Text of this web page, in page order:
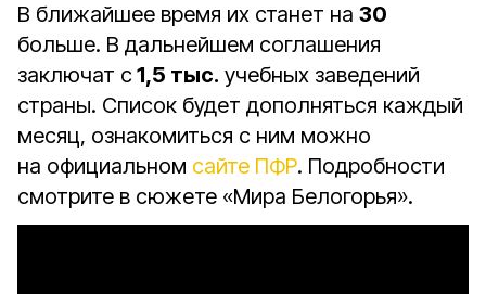
В ближайшее время их станет на 30
больше. В дальнейшем соглашения
заключат с 1,5 тыс. учебных заведений
страны. Список будет дополняться каждый
месяц, ознакомиться с ним можно
на официальном сайте ПФР. Подробности
смотрите в сюжете «Мира Белогорья».